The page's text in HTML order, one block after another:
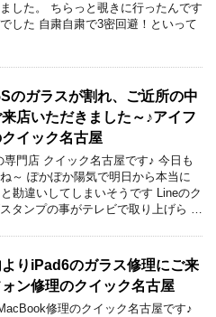
した。 ちらっと覗きに行ったんです
した 自粛自粛で3密回避！といって
ガラスが割れ、ご近所の中
店いただきました～♪アイフ
イック名古屋
専門店 クイック名古屋です♪ 今日も
～ ぽかぽか陽気で明日から本当に
勘違いしてしまいそうです Lineのク
タンプの事がテレビで取り上げら …
りiPad6のガラス修理にご来
ン修理のクイック名古屋
修理のクイック名古屋です♪